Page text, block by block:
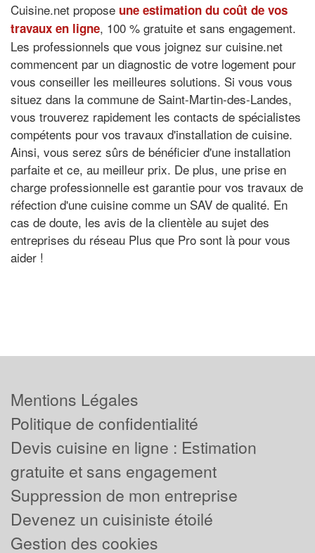
Cuisine.net propose une estimation du coût de vos
travaux en ligne, 100 % gratuite et sans engagement.
Les professionnels que vous joignez sur cuisine.net
commencent par un diagnostic de votre logement pour
vous conseiller les meilleures solutions. Si vous vous
situez dans la commune de Saint-Martin-des-Landes,
vous trouverez rapidement les contacts de spécialistes
compétents pour vos travaux d'installation de cuisine.
Ainsi, vous serez sûrs de bénéficier d'une installation
parfaite et ce, au meilleur prix. De plus, une prise en
charge professionnelle est garantie pour vos travaux de
réfection d'une cuisine comme un SAV de qualité. En
cas de doute, les avis de la clientèle au sujet des
entreprises du réseau Plus que Pro sont là pour vous
aider !
Mentions Légales
Politique de confidentialité
Devis cuisine en ligne : Estimation
gratuite et sans engagement
Suppression de mon entreprise
Devenez un cuisiniste étoilé
Gestion des cookies